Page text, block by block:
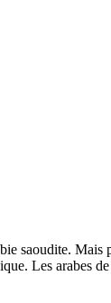
saoudite. Mais
Les arabes